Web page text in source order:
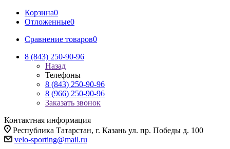
Корзина0
Отложенные0
Сравнение товаров0
8 (843) 250-90-96
Назад
Телефоны
8 (843) 250-90-96
8 (966) 250-90-96
Заказать звонок
Контактная информация
Республика Татарстан, г. Казань ул. пр. Победы д. 100
velo-sporting@mail.ru